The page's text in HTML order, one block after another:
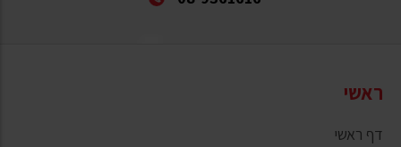
ראשי
דף ראשי